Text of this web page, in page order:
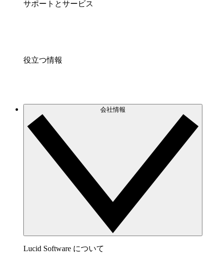
サポートとサービス
役立つ情報
会社情報
Lucid Software について